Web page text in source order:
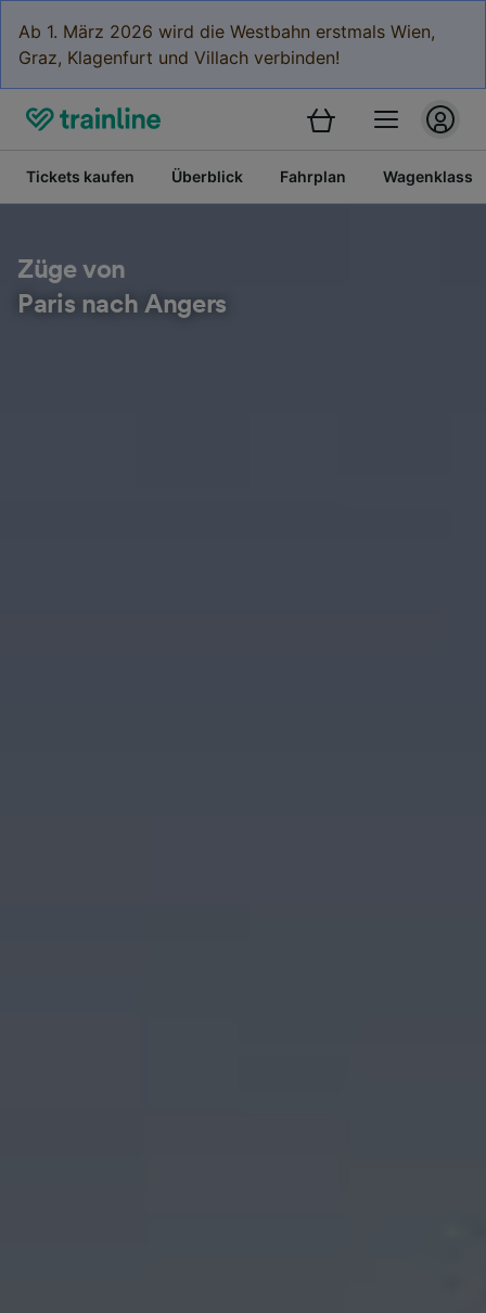
Ab 1. März 2026 wird die Westbahn erstmals Wien,
Graz, Klagenfurt und Villach verbinden!
Tickets kaufen Überblick Fahrplan
Züge von
Paris nach Angers